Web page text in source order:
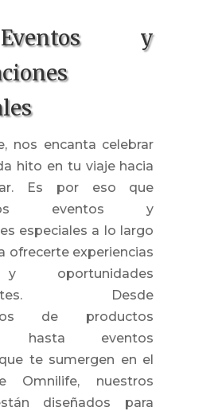
y
nos encanta celebrar
hito en tu viaje hacia
Es por eso que
eventos y
especiales a lo largo
ofrecerte experiencias
oportunidades
Desde
de productos
hasta eventos
te sumergen en el
Omnilife, nuestros
diseñados para